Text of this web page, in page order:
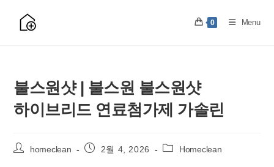
0 Menu
불스원샷 | 불스원 불스원샷
하이브리드 연료첨가제 가솔린
Post
homeclean
Post
2월 4, 2026
Post
Homeclean